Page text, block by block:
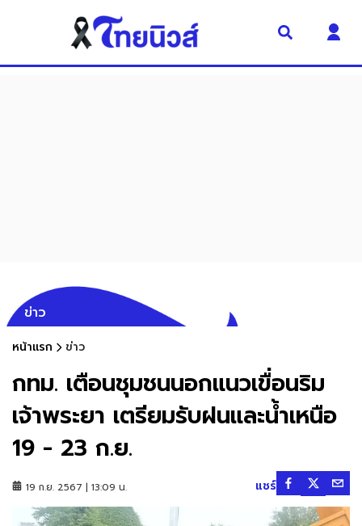
ข่าว
หน้าแรก ข่าว
กทม. เตือนชุมชนนอกแนวเขื่อนริม
เจ้าพระยา เตรียมรับฝนและน้ำเหนือ
19 - 23 ก.ย.
19 ก.ย. 2567 | 13:09 น. แชร์